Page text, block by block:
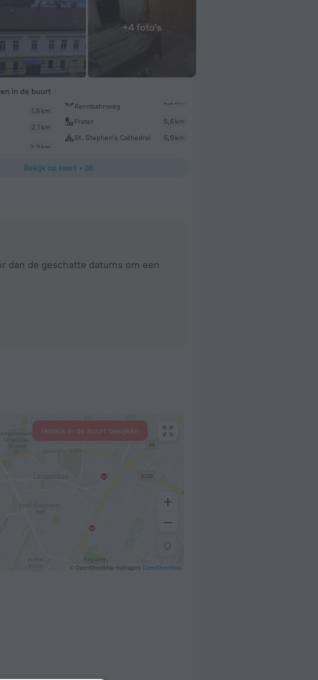
+4 foto's
in de buurt
1,6 km
2,1 km
Rennbahnweg
2,2 km
Prater
5,6 km
St. Stephen's Cathedral
6,9 km
Bekijk op kaart • 36
dan de geschatte datums om een
© OpenStreetMap-bijdragers OpenStreetMap
Hotels in de buurt bekijken